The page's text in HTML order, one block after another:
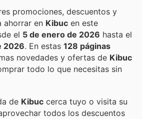
promociones, descuentos y
para ahorrar en Kibuc en este
el 5 de enero de 2026 hasta el
2026 . En estas 128 páginas
novedades y ofertas de Kibuc
todo lo que necesitas sin
de Kibuc cerca tuyo o visita su
todos los descuentos